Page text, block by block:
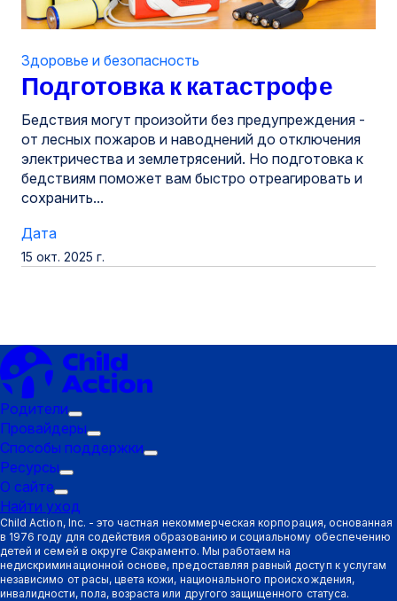
Подготовка к катастрофе
Здоровье и безопасность
Бедствия могут произойти без предупреждения -
от лесных пожаров и наводнений до отключения
электричества и землетрясений. Но подготовка к
бедствиям поможет вам быстро отреагировать и
сохранить...
Дата
15 окт. 2025 г.
Родители
Подменю
"Триггер":
Родители
Провайдеры
Подменю
"Триггер":
Способы поддержки
Подменю
поддержки
Ресурсы
Подменю
"Триггер":
Ресурсы
О сайте
Подменю
"Триггер":
О
сайте
Найти уход
Child Action, Inc. - это частная некоммерческая корпорация, основанная
в 1976 году для содействия образованию и социальному обеспечению
детей и семей в округе Сакраменто. Мы работаем на
недискриминационной основе, предоставляя равный доступ к услугам
независимо от расы, цвета кожи, национального происхождения,
инвалидности, пола, возраста или другого защищенного статуса.